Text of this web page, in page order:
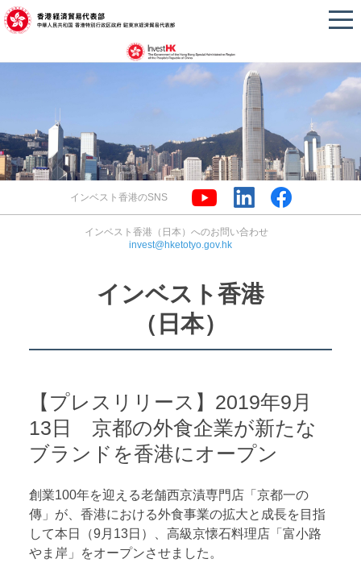
インベスト香港のSNS
インベスト香港（日本）へのお問い合わせ
invest@hketotyo.gov.hk
インベスト香港
（日本）
【プレスリリース】2019年9月
13日 京都の外食企業が新たな
ブランドを香港にオープン
創業100年を迎える老舗西京漬専門店「京都一の
傳」が、香港における外食事業の拡大と成長を目指
して本日（9月13日）、高級京懐石料理店「富小路
やま岸」をオープンさせました。